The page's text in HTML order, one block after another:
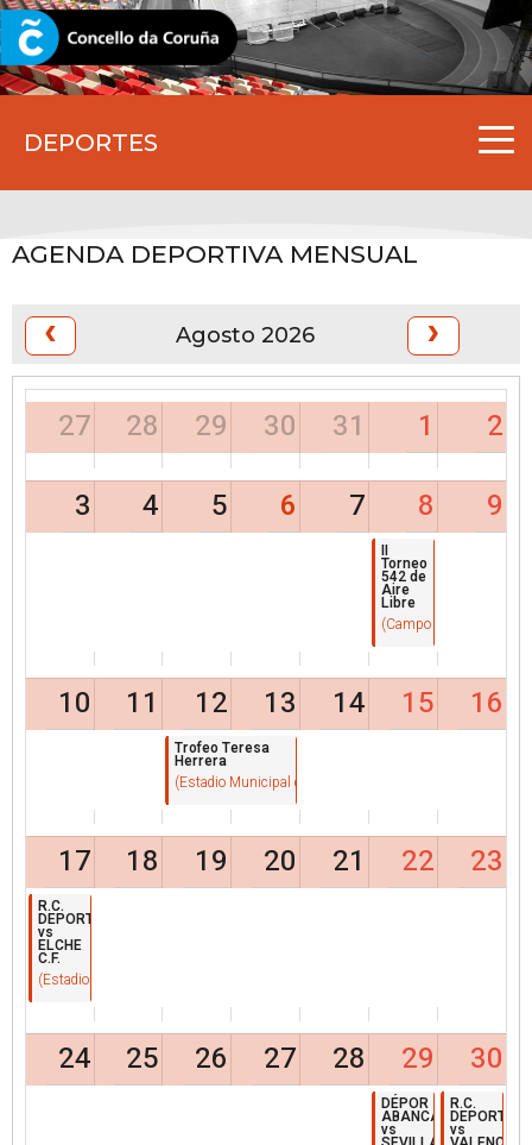
DEPORTES
CORUNA.GAL
AGENDA DEPORTIVA MENSUAL
Agosto 2026
27 28 29 30 31 1
2
3
4 5 6 7 8 9
II
Torneo
542 de
Aire
Libre
(Campo Municipal de
10 11 12 13 14 15 16
Trofeo Teresa
Herrera
(Estadio Municipal de Riazor)
17 18 19 20 21 22 23
R.C.
DEPORTIVO
vs
ELCHE
C.F.
(Estadio Municipal de Riazor)
24 25 26 27 28 29 30
DÉPOR
ABANCA
vs
R.C.
DEPORTIVO
vs